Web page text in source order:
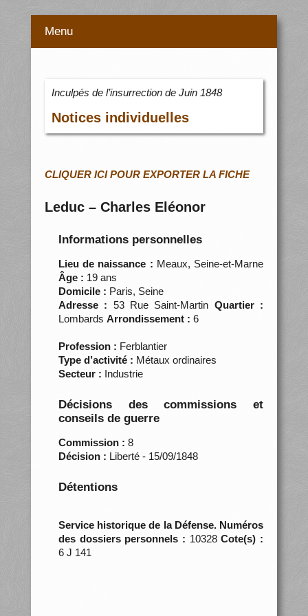
Menu
Inculpés de l’insurrection de Juin 1848
Notices individuelles
CLIQUER ICI POUR EXPORTER LA FICHE
Leduc – Charles Eléonor
Informations personnelles
Lieu de naissance : Meaux, Seine-et-Marne
Âge : 19 ans
Domicile : Paris, Seine
Adresse : 53 Rue Saint-Martin Quartier :
Lombards Arrondissement : 6
Profession : Ferblantier
Type d’activité : Métaux ordinaires
Secteur : Industrie
Décisions des commissions et
conseils de guerre
Commission : 8
Décision : Liberté - 15/09/1848
Détentions
Service historique de la Défense. Numéros
des dossiers personnels : 10328Cote(s) :
6 J 141